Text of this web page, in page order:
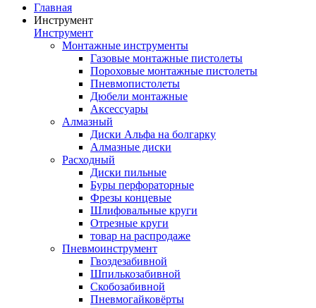
Главная
Инструмент
Инструмент
Монтажные инструменты
Газовые монтажные пистолеты
Пороховые монтажные пистолеты
Пневмопистолеты
Дюбели монтажные
Аксессуары
Алмазный
Диски Альфа на болгарку
Алмазные диски
Расходный
Диски пильные
Буры перфораторные
Фрезы концевые
Шлифовальные круги
Отрезные круги
товар на распродаже
Пневмоинструмент
Гвоздезабивной
Шпилькозабивной
Скобозабивной
Пневмогайковёрты